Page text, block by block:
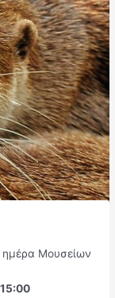
ημέρα Μουσείων